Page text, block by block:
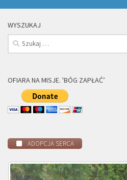
WYSZUKAJ
Szukaj:
OFIARA NA MISJE. 'BÓG ZAPŁAĆ’
ADOPCJA SERCA